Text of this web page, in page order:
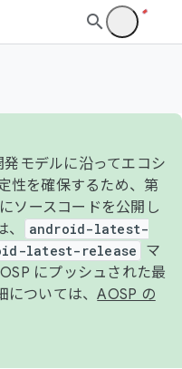
モデルに沿ってエコシ
性を確保するため、第
ソースコードを公開し
android-latest-
latest-release
マ
にプッシュされた最
については、AOSP の